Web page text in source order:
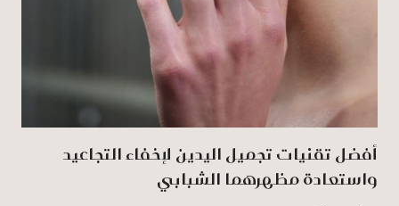
أفضل تقنيات تجميل اليدين لإخفاء التجاعيد
واستعادة مظهرهما الشبابي